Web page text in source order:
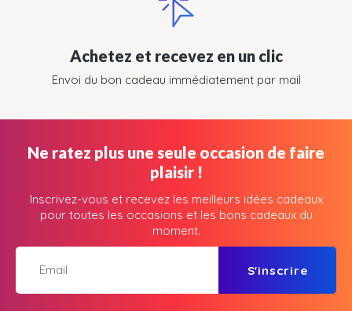
Achetez et recevez en un clic
Envoi du bon cadeau immédiatement par mail
Ne ratez plus une seule occasion de faire
plaisir !
Inscrivez-vous et recevez les meilleurs idées cadeaux
pour toutes les occasions et les bons cadeaux du
moment.
S'inscrire